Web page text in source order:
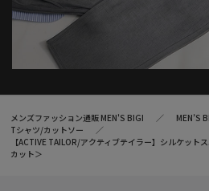
メンズファッション通販 MEN'S BIGI MEN’S
Tシャツ/カットソー
【ACTIVE TAILOR/アクティブテイラー】シルケット
カット＞